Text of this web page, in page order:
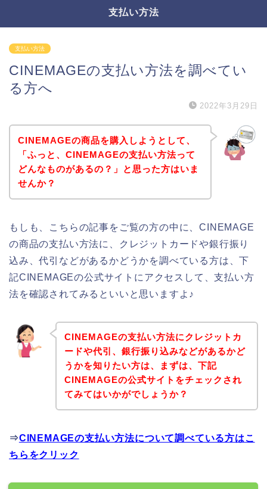
支払い方法
支払い方法
CINEMAGEの支払い方法を調べてい
る方へ
2022年3月29日
CINEMAGEの商品を購入しようとして、
「ふっと、CINEMAGEの支払い方法って
どんなものがあるの？」と思った方はいま
せんか？
もしも、こちらの記事をご覧の方の中に、CINEMAGE
の商品の支払い方法に、クレジットカードや銀行振り
込み、代引などがあるかどうかを調べている方は、下
記CINEMAGEの公式サイトにアクセスして、支払い方
法を確認されてみるといいと思いますよ♪
CINEMAGEの支払い方法にクレジットカ
ードや代引、銀行振り込みなどがあるかど
うかを知りたい方は、まずは、下記
CINEMAGEの公式サイトをチェックされ
てみてはいかがでしょうか？
⇒CINEMAGEの支払い方法について調べている方はこ
ちらをクリック